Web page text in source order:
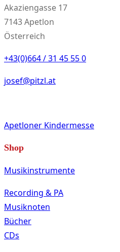
Akaziengasse 17
7143 Apetlon
Österreich
+43(0)664 / 31 45 55 0
josef@pitzl.at
Apetloner Kindermesse
Shop
Musikinstrumente
Recording & PA
Musiknoten
Bücher
CDs